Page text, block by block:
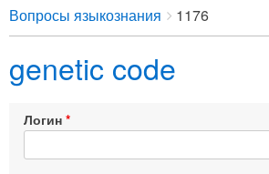
Breadcrumbs
You
are
Вопросы языкознания 1176
genetic code
Логин